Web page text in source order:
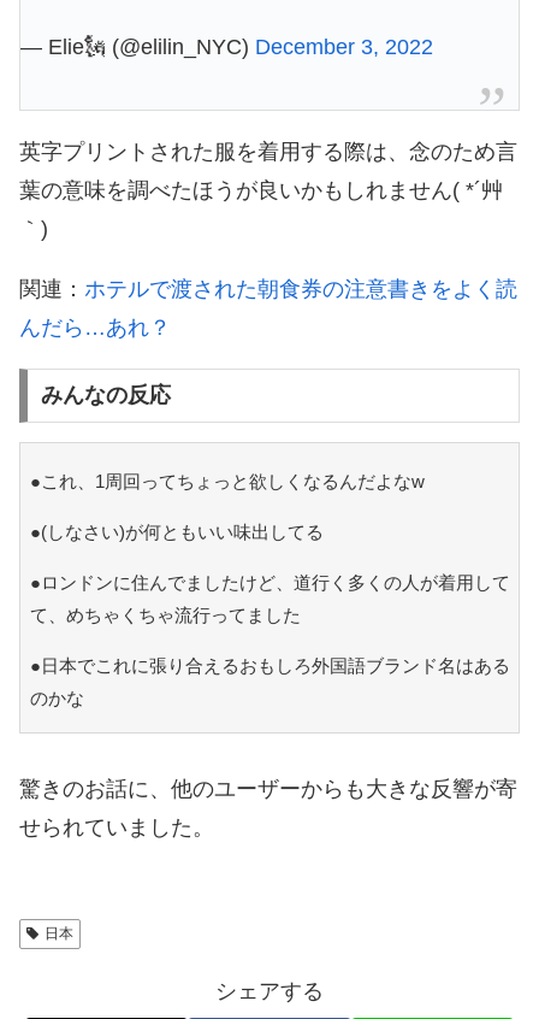
— Elie🗽 (@elilin_NYC) December 3, 2022
英字プリントされた服を着用する際は、念のため言
葉の意味を調べたほうが良いかもしれません( *´艸
｀)
関連： ホテルで渡された朝食券の注意書きをよく読
んだら…あれ？
みんなの反応
●これ、1周回ってちょっと欲しくなるんだよなw
●(しなさい)が何ともいい味出してる
●ロンドンに住んでましたけど、道行く多くの人が着用して
て、めちゃくちゃ流行ってました
●日本でこれに張り合えるおもしろ外国語ブランド名はある
のかな
驚きのお話に、他のユーザーからも大きな反響が寄
せられていました。
日本
シェアする